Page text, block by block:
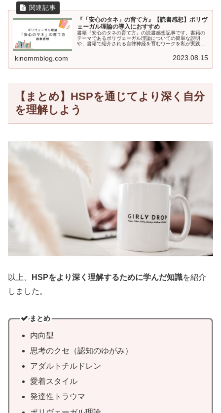
『「安心のタネ」の育て方』【読書感想】ポリヴ
ェーガル理論の導入におすすめ
書籍『安心のタネの育て方』の読書感想記事です。書籍の
テーマであるポリヴェーガル理論についての簡単な説明
や、書籍で紹介される自律神経を育むワークを私が実践し
kinommblog.com 2023.08.15
【まとめ】HSPを通じてより深く自分
を理解しよう
以上、 HSPをより深く理解するために学んだ知識を紹介
しました。
まとめ
内向型
思考のクセ（認知のゆがみ）
アダルトチルドレン
愛着スタイル
発達性トラウマ